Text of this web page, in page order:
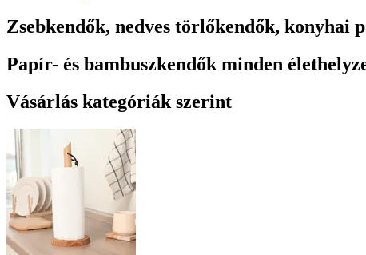
Zsebkendők, nedves törlőkendők,
Papír- és bambuszkendők minden
Vásárlás kategóriák szerint